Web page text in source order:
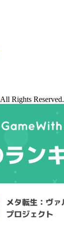
All Rights Reserved.